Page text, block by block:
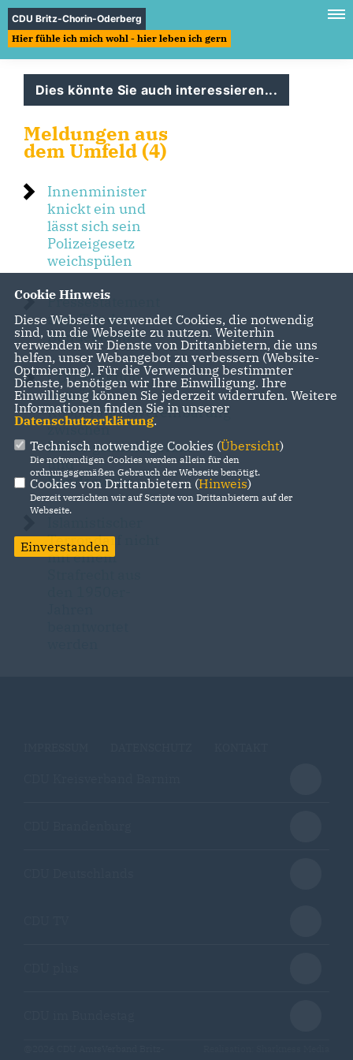
CDU Britz-Chorin-Oderberg
Hier fühle ich mich wohl - hier leben ich gern
Dies könnte Sie auch interessieren...
Meldungen aus
dem Umfeld (4)
Innenminister
knickt ein und
lässt sich sein
Polizeigesetz
weichspülen
Pressestatement
zum Tag der
Bundeswehr
CDU-Fraktion
begrüßt
Kooperationsvereinbarung
zwischen
Bildungsministerium
und
Bundeswehr
Terror darf nicht
mit einem
Cookie Hinweis
Diese Webseite verwendet Cookies, die notwendig
sind, um die Webseite zu nutzen. Weiterhin
verwenden wir Dienste von Drittanbietern, die uns
helfen, unser Webangebot zu verbessern (Website-
Optmierung). Für die Verwendung bestimmter
Dienste, benötigen wir Ihre Einwilligung. Ihre
Einwilligung können Sie jederzeit widerrufen. Weitere
Informationen finden Sie in unserer
Datenschutzerklärung.
Technisch notwendige Cookies (Übersicht)
Die notwendigen Cookies werden allein für den
ordnungsgemäßen Gebrauch der Webseite benötigt.
Cookies von Drittanbietern (Hinweis)
Derzeit verzichten wir auf Scripte von Drittanbietern auf der
Webseite.
Einverstanden